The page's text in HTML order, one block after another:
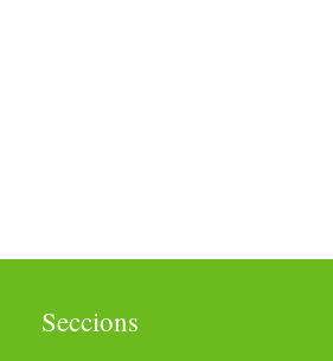
Seccions